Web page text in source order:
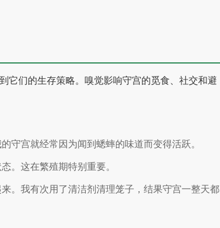
它们的生存策略。嗅觉影响守宫的觅食、社交和避
守宫就经常因为闻到蟋蟀的味道而变得活跃。
。这在繁殖期特别重要。
。我有次用了清洁剂清理笼子，结果守宫一整天都